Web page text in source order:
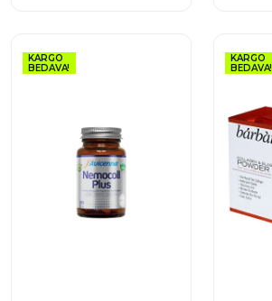
KARGO
BEDAVA!
KARGO
BEDAVA!